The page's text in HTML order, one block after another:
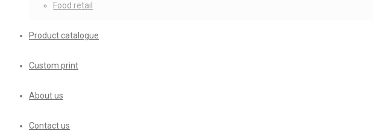
Food retail
Product catalogue
Custom print
About us
Contact us